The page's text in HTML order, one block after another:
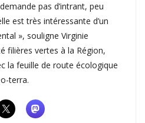
pas d’intrant, peu
est très intéressante d’un
», souligne Virginie
filières vertes à la Région,
la feuille de route écologique
terra.